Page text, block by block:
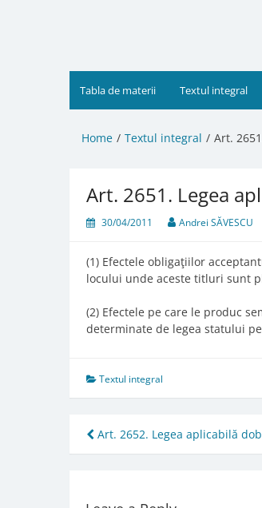
Tabla de materii Textul integral
Home Textul integral Art.
Art. 2651. Legea
30/04/2011 Andrei SĂVESCU
(1) Efectele obligaţiilor
locului unde aceste titluri sunt
(2) Efectele pe care le produc
determinate de legea statului
Textul integral
Post
navigation
Art. 2652. Legea aplicabilă